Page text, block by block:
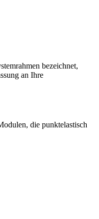
bezeichnet,
an Ihre
die punktelastisch